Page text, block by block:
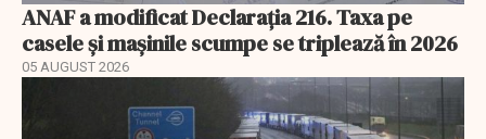
ANAF a modificat Declarația 216. Taxa pe
casele și mașinile scumpe se triplează în 2026
05 AUGUST 2026